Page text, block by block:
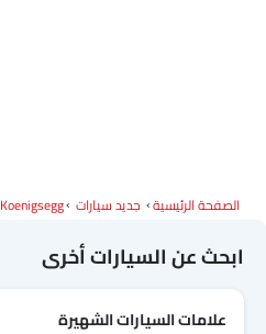
الصفحة الرئيسية جديد سيارات Koenigsegg سيارات
ابحث عن السيارات أخرى
علامات السيارات الشهيرة